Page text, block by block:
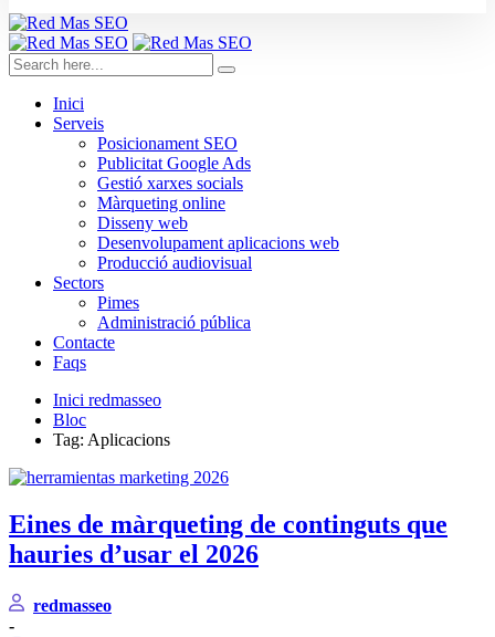
Inici
Serveis
Posicionament SEO
Publicitat Google Ads
Gestió xarxes socials
Màrqueting online
Disseny web
Desenvolupament aplicacions web
Producció audiovisual
Sectors
Pimes
Administració pública
Contacte
Faqs
Inici redmasseo
Bloc
Tag: Aplicacions
Eines de màrqueting de continguts que
hauries d’usar el 2026
redmasseo
-